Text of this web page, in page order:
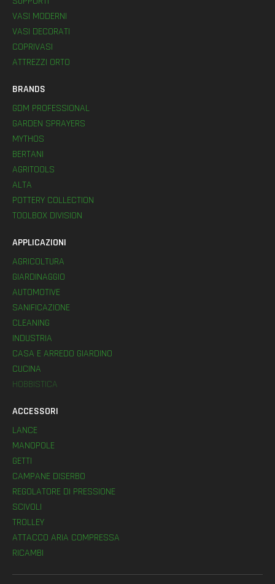
VASI MODERNI
VASI DECORATI
COPRIVASI
ATTREZZI ORTO
BRANDS
GDM PROFESSIONAL
GARDEN SPRAYERS
MYTHOS
BERTANI
AGRITOOLS
ALTA
POTTERY COLLECTION
TOOLBOX DIVISION
APPLICAZIONI
AGRICOLTURA
GIARDINAGGIO
AUTOMOTIVE
SANIFICAZIONE
CLEANING
INDUSTRIA
CASA E ARREDO GIARDINO
CUCINA
HOBBISTICA
ACCESSORI
LANCE
MANOPOLE
GETTI
CAMPANE DISERBO
REGOLATORE DI PRESSIONE
SCIVOLI
TROLLEY
ATTACCO ARIA COMPRESSA
RICAMBI